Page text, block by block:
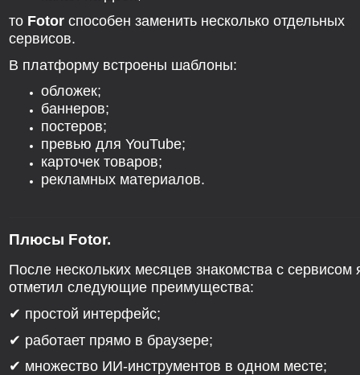
то Fotor способен заменить несколько отдельных
сервисов.
В платформу встроены шаблоны:
обложек;
баннеров;
постеров;
превью для YouTube;
карточек товаров;
рекламных материалов.
Плюсы Fotor.
После нескольких месяцев знакомства с сервисом
отметил следующие преимущества:
✔ простой интерфейс;
✔ работает прямо в браузере;
✔ множество ИИ-инструментов в одном месте;